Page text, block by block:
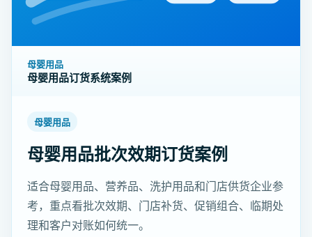
母婴用品
母婴用品订货系统案例
母婴用品
母婴用品批次效期订货案例
适合母婴用品、营养品、洗护用品和门店供货企业参
考，重点看批次效期、门店补货、促销组合、临期处
理和客户对账如何统一。